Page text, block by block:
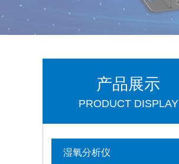
产品展示
PRODUCT DISPLAY
湿氧分析仪